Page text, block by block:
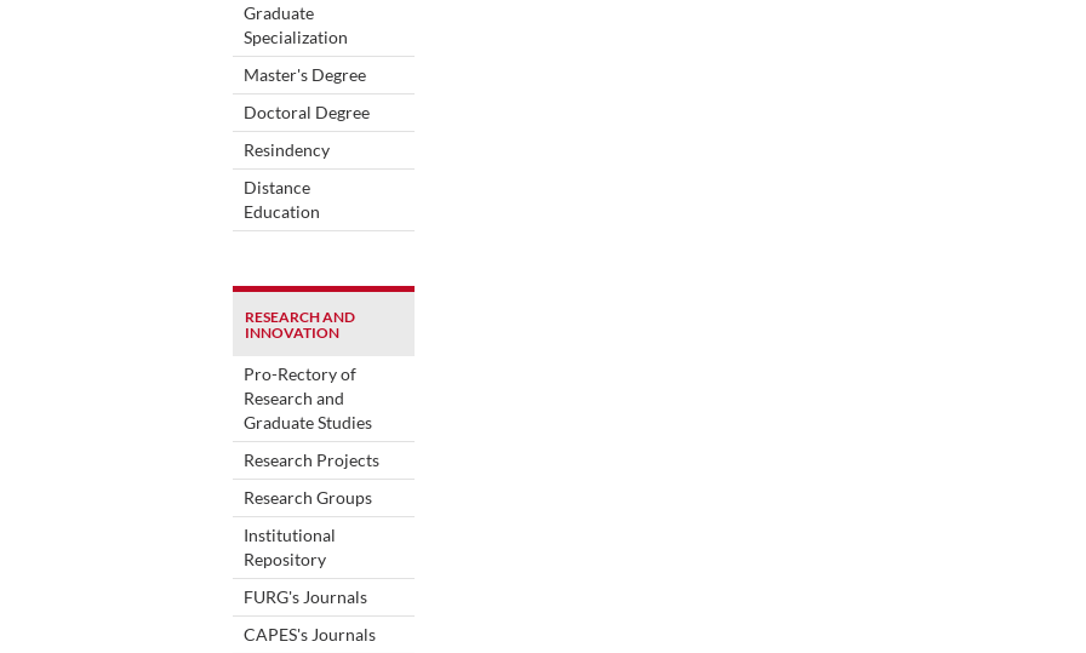
Graduate
Specialization
Master's Degree
Doctoral Degree
Resindency
Distance
Education
RESEARCH AND
INNOVATION
Pro-Rectory of
Research and
Graduate Studies
Research Projects
Research Groups
Institutional
Repository
FURG's Journals
CAPES's Journals